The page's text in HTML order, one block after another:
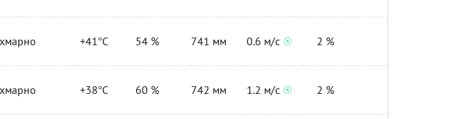
+41°C 54 % 741 мм 0.6 м/с 2 %
+38°C 60 % 742 мм 1.2 м/с 2 %